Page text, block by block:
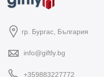
гр. Бургас, България
info@giftly.bg
+359883227772